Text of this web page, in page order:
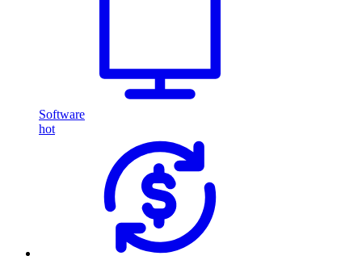
Software
hot